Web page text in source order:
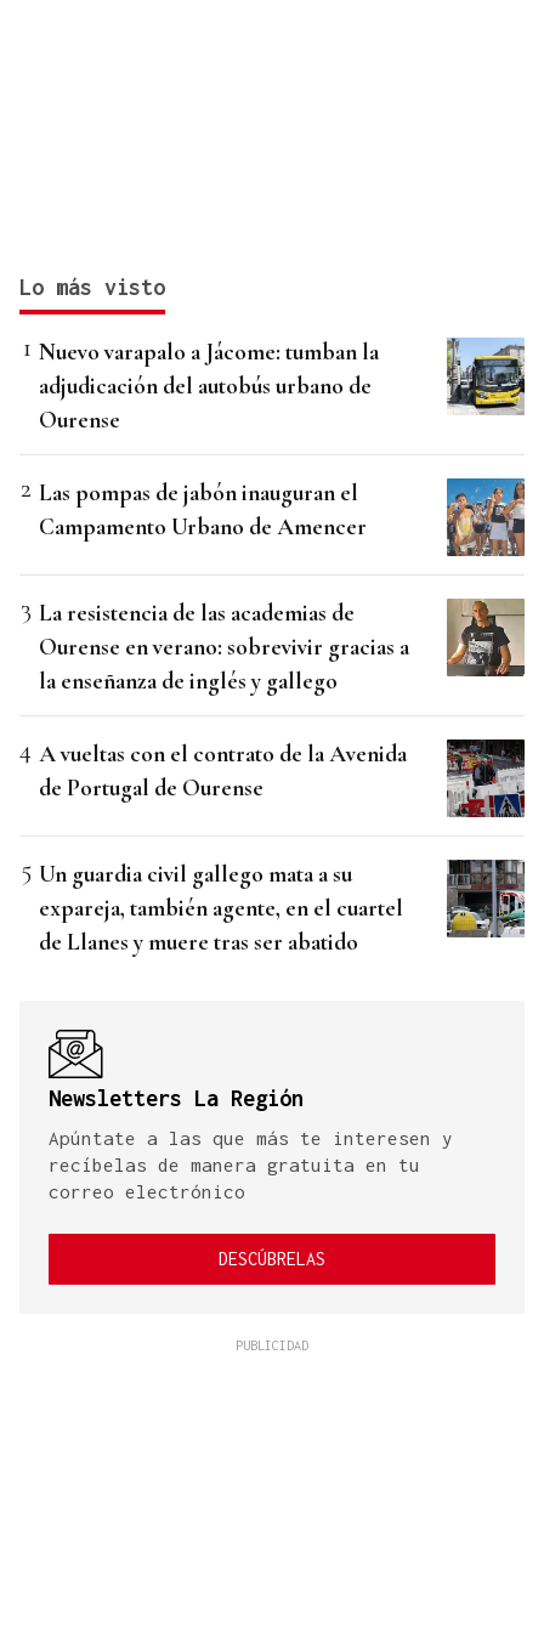
Lo más visto
Nuevo varapalo a Jácome: tumban la
adjudicación del autobús urbano de
Ourense
Las pompas de jabón inauguran el
Campamento Urbano de Amencer
La resistencia de las academias de
Ourense en verano: sobrevivir gracias a
la enseñanza de inglés y gallego
A vueltas con el contrato de la Avenida
de Portugal de Ourense
Un guardia civil gallego mata a su
expareja, también agente, en el cuartel
de Llanes y muere tras ser abatido
Newsletters La Región
Apúntate a las que más te interesen y
recíbelas de manera gratuita en tu
correo electrónico
DESCÚBRELAS